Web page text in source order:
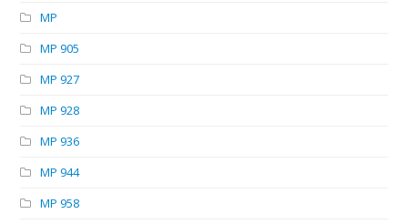
MP
MP 905
MP 927
MP 928
MP 936
MP 944
MP 958